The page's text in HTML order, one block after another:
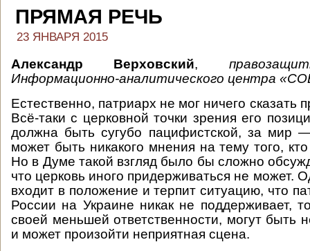
ПРЯМАЯ РЕЧЬ
23 ЯНВАРЯ 2015
Александр Верховский,
Информационно-аналитического центра
Естественно, патриарх не мог ничего сказать
Всё-таки с церковной точки зрения его
должна быть сугубо пацифистской, за мир
может быть никакого мнения на тему того,
Но в Думе такой взгляд было бы сложно
что церковь иного придерживаться не может.
входит в положение и терпит ситуацию, что
России на Украине никак не поддерживает,
своей меньшей ответственности, могут быть
и может произойти неприятная сцена.